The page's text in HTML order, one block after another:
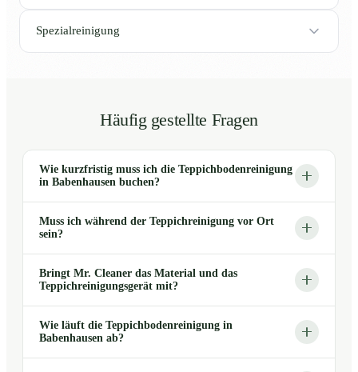
Spezialreinigung
Häufig gestellte Fragen
Wie kurzfristig muss ich die Teppichbodenreinigung
in Babenhausen buchen?
Muss ich während der Teppichreinigung vor Ort
sein?
Bringt Mr. Cleaner das Material und das
Teppichreinigungsgerät mit?
Wie läuft die Teppichbodenreinigung in
Babenhausen ab?